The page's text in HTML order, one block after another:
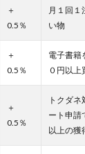
＋
0.5％
月１回１
い物
＋
0.5％
電子書籍
０円以上
＋
0.5％
トクダ
ート申請
以上の獲